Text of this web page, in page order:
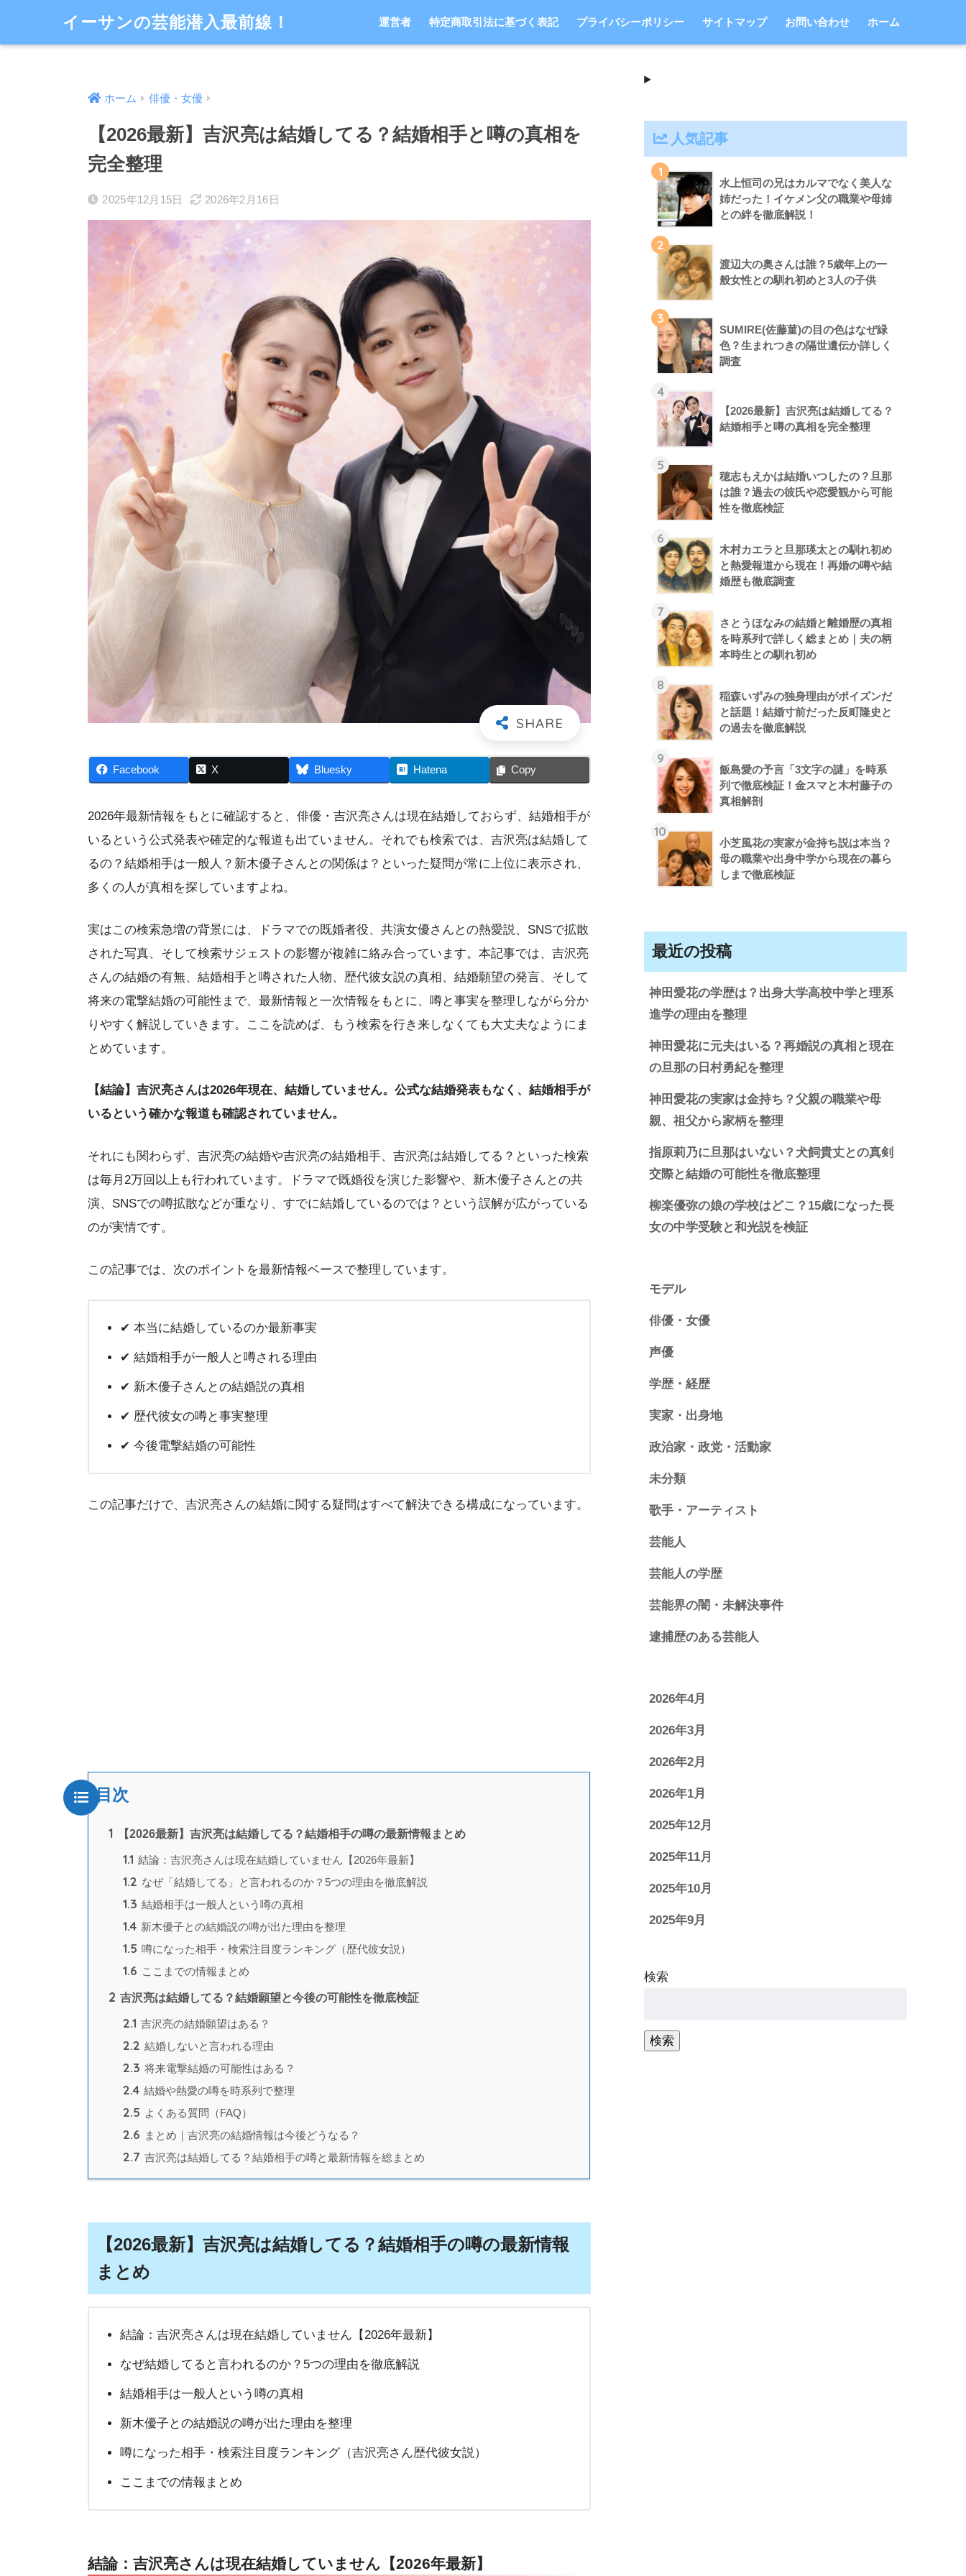
イーサンの芸能潜入最前線！ 運営者 特定商取引法に基づく表記 プライバシーポリシー サイトマップ お問い合わせ ホーム
ホーム 俳優・女優
【2026最新】吉沢亮は結婚してる？結婚相手と噂の真相を
完全整理
2025年12月15日 2026年2月16日
Facebook X Bluesky Hatena Copy
2026年最新情報をもとに確認すると、俳優・吉沢亮さんは現在結婚しておらず、結婚相手が
いるという公式発表や確定的な報道も出ていません。それでも検索では、吉沢亮は結婚して
るの？結婚相手は一般人？新木優子さんとの関係は？といった疑問が常に上位に表示され、
多くの人が真相を探していますよね。
実はこの検索急増の背景には、ドラマでの既婚者役、共演女優さんとの熱愛説、SNSで拡散
された写真、そして検索サジェストの影響が複雑に絡み合っています。本記事では、吉沢亮
さんの結婚の有無、結婚相手と噂された人物、歴代彼女説の真相、結婚願望の発言、そして
将来の電撃結婚の可能性まで、最新情報と一次情報をもとに、噂と事実を整理しながら分か
りやすく解説していきます。ここを読めば、もう検索を行き来しなくても大丈夫なようにま
とめています。
【結論】吉沢亮さんは2026年現在、結婚していません。公式な結婚発表もなく、結婚相手が
いるという確かな報道も確認されていません。
それにも関わらず、吉沢亮の結婚や吉沢亮の結婚相手、吉沢亮は結婚してる？といった検索
は毎月2万回以上も行われています。ドラマで既婚役を演じた影響や、新木優子さんとの共
演、SNSでの噂拡散などが重なり、すでに結婚しているのでは？という誤解が広がっている
のが実情です。
この記事では、次のポイントを最新情報ベースで整理しています。
✔ 本当に結婚しているのか最新事実
✔ 結婚相手が一般人と噂される理由
✔ 新木優子さんとの結婚説の真相
✔ 歴代彼女の噂と事実整理
✔ 今後電撃結婚の可能性
この記事だけで、吉沢亮さんの結婚に関する疑問はすべて解決できる構成になっています。
目次
1 【2026最新】吉沢亮は結婚してる？結婚相手の噂の最新情報まとめ
1.1 結論：吉沢亮さんは現在結婚していません【2026年最新】
1.2 なぜ「結婚してる」と言われるのか？5つの理由を徹底解説
1.3 結婚相手は一般人という噂の真相
1.4 新木優子との結婚説の噂が出た理由を整理
1.5 噂になった相手・検索注目度ランキング（歴代彼女説）
1.6 ここまでの情報まとめ
2 吉沢亮は結婚してる？結婚願望と今後の可能性を徹底検証
2.1 吉沢亮の結婚願望はある？
2.2 結婚しないと言われる理由
2.3 将来電撃結婚の可能性はある？
2.4 結婚や熱愛の噂を時系列で整理
2.5 よくある質問（FAQ）
2.6 まとめ｜吉沢亮の結婚情報は今後どうなる？
2.7 吉沢亮は結婚してる？結婚相手の噂と最新情報を総まとめ
【2026最新】吉沢亮は結婚してる？結婚相手の噂の最新情報
まとめ
結論：吉沢亮さんは現在結婚していません【2026年最新】
なぜ結婚してると言われるのか？5つの理由を徹底解説
結婚相手は一般人という噂の真相
新木優子との結婚説の噂が出た理由を整理
噂になった相手・検索注目度ランキング（吉沢亮さん歴代彼女説）
ここまでの情報まとめ
結論：吉沢亮さんは現在結婚していません【2026年最新】
人気記事
1
水上恒司の兄はカルマでなく美人な
姉だった！イケメン父の職業や母姉
との絆を徹底解説！
2
渡辺大の奥さんは誰？5歳年上の一
般女性との馴れ初めと3人の子供
3
SUMIRE(佐藤菫)の目の色はなぜ緑
色？生まれつきの隔世遺伝か詳しく
調査
4
【2026最新】吉沢亮は結婚してる？
結婚相手と噂の真相を完全整理
5
穂志もえかは結婚いつしたの？旦那
は誰？過去の彼氏や恋愛観から可能
性を徹底検証
6
木村カエラと旦那瑛太との馴れ初め
と熱愛報道から現在！再婚の噂や結
婚歴も徹底調査
7
さとうほなみの結婚と離婚歴の真相
を時系列で詳しく総まとめ｜夫の柄
本時生との馴れ初め
8
稲森いずみの独身理由がポイズンだ
と話題！結婚寸前だった反町隆史と
の過去を徹底解説
9
飯島愛の予言「3文字の謎」を時系
列で徹底検証！金スマと木村藤子の
真相解剖
10
小芝風花の実家が金持ち説は本当？
母の職業や出身中学から現在の暮ら
しまで徹底検証
最近の投稿
神田愛花の学歴は？出身大学高校中学と理系
進学の理由を整理
神田愛花に元夫はいる？再婚説の真相と現在
の旦那の日村勇紀を整理
神田愛花の実家は金持ち？父親の職業や母
親、祖父から家柄を整理
指原莉乃に旦那はいない？犬飼貴丈との真剣
交際と結婚の可能性を徹底整理
柳楽優弥の娘の学校はどこ？15歳になった長
女の中学受験と和光説を検証
モデル
俳優・女優
声優
学歴・経歴
実家・出身地
政治家・政党・活動家
未分類
歌手・アーティスト
芸能人
芸能人の学歴
芸能界の闇・未解決事件
逮捕歴のある芸能人
2026年4月
2026年3月
2026年2月
2026年1月
2025年12月
2025年11月
2025年10月
2025年9月
検索
検索